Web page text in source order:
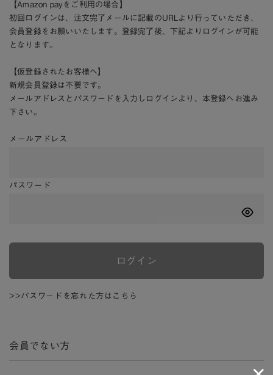
【Amazon payをご利用の場合】
初回ログインは、注文完了メールに記載のURLより行っていただき、
会員登録をお願いいたします。登録完了後、下記よりログインが可能
となります。
【仮登録されたお客様へ】
新規会員登録は不要です。
メールアドレスとパスワードを入力しログインより、本登録へお進み
下さい。
メールアドレス
パスワード
ログイン
>>パスワードを忘れた方はこちら
会員でない方